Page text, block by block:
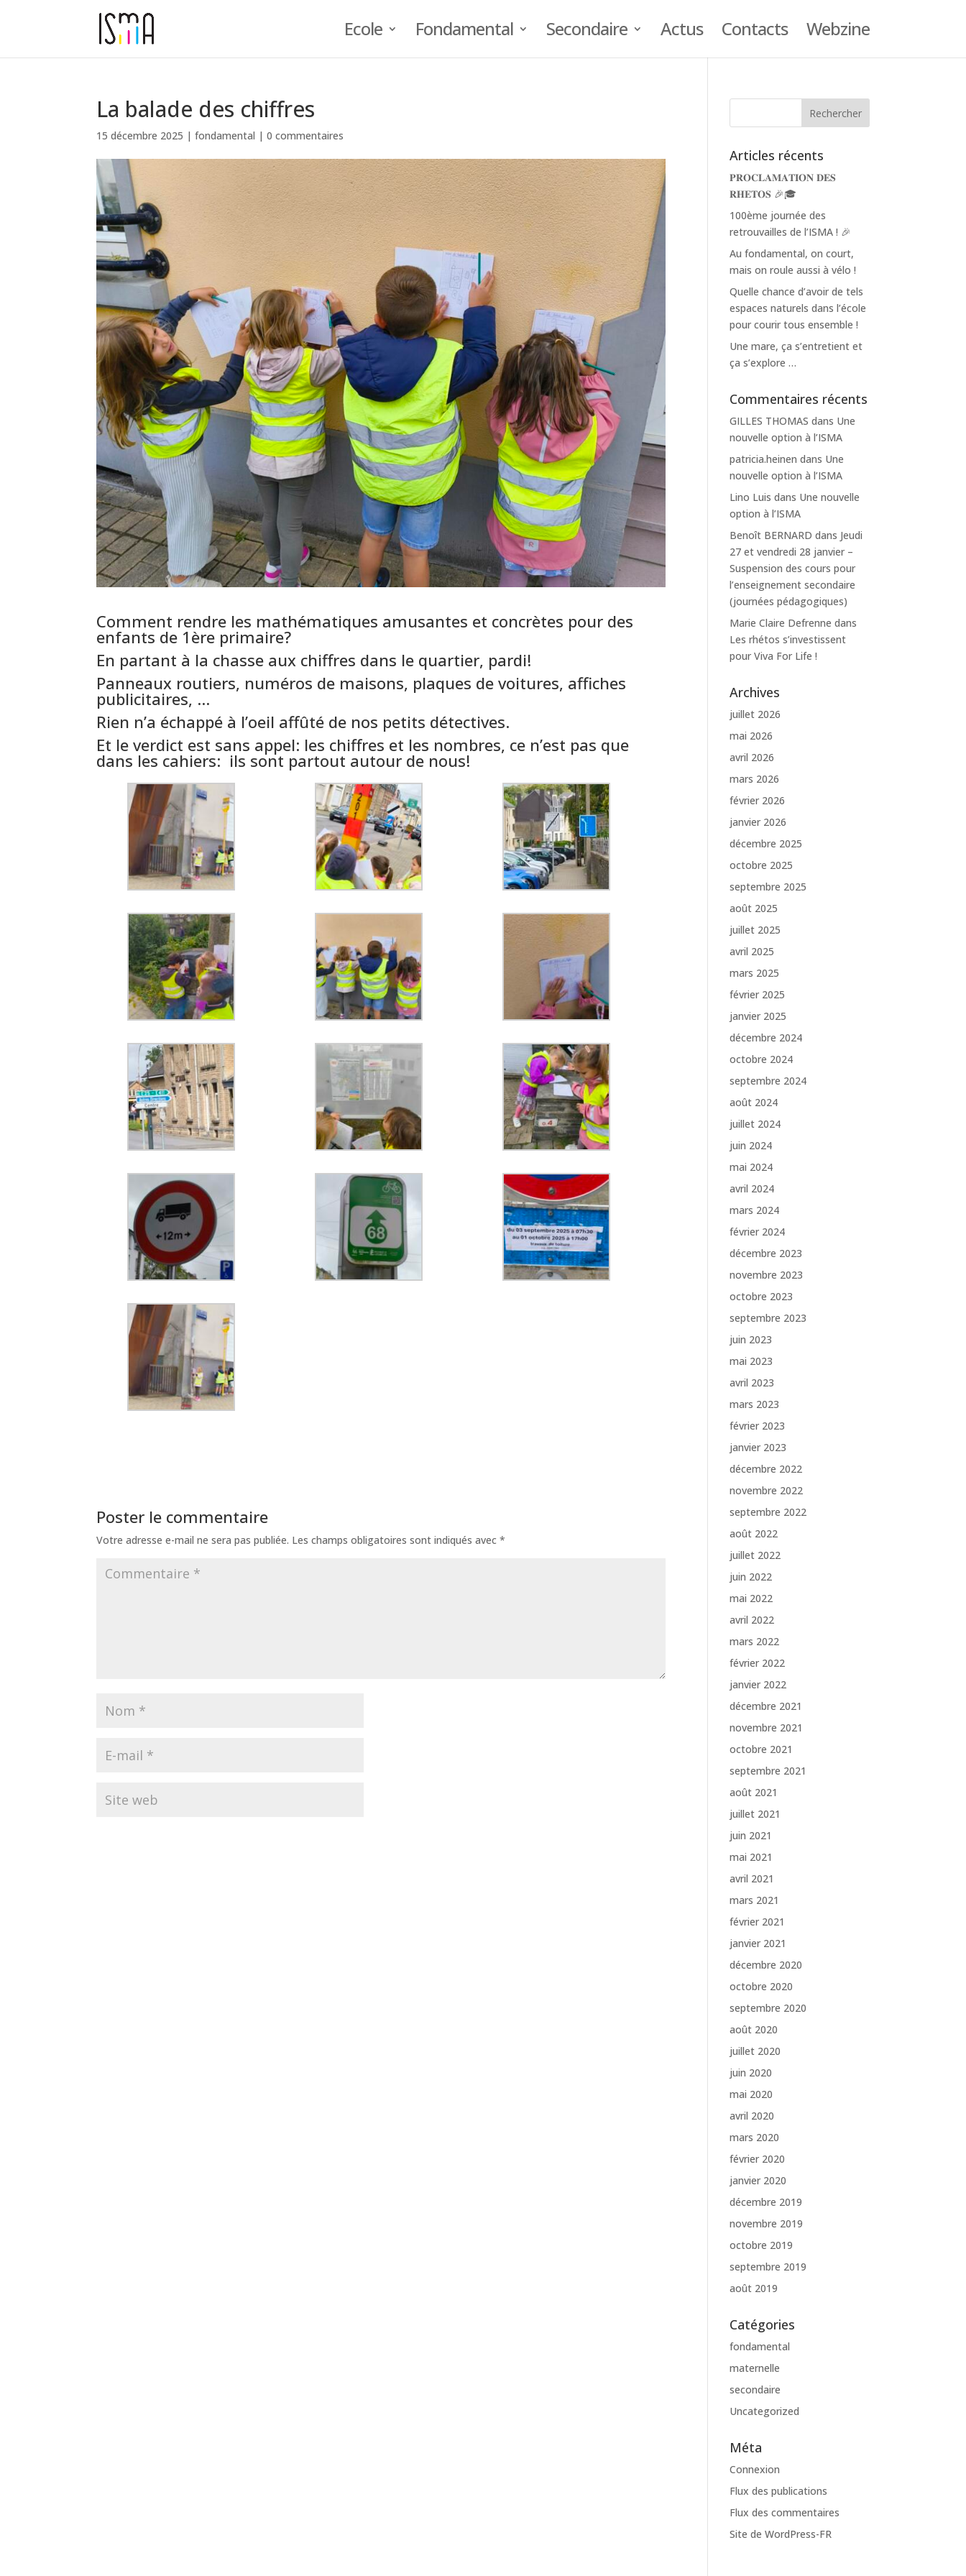
Ecole Fondamental Secondaire Actus Contacts Webzine
La balade des chiffres
15 décembre 2025 |fondamental |0 commentaires
Comment rendre les mathématiques amusantes et concrètes pour des
enfants de 1ère primaire?
En partant à la chasse aux chiffres dans le quartier, pardi!
Panneaux routiers, numéros de maisons, plaques de voitures, affiches
publicitaires, …
Rien n’a échappé à l’oeil affûté de nos petits détectives.
Et le verdict est sans appel: les chiffres et les nombres, ce n’est pas que
dans les cahiers: ils sont partout autour de nous!
Poster le commentaire
Votre adresse e-mail ne sera pas publiée. Les champs obligatoires sont indiqués avec*
Articles récents
𝐏𝐑𝐎𝐂𝐋𝐀𝐌𝐀𝐓𝐈𝐎𝐍 𝐃𝐄𝐒
𝐑𝐇𝐄𝐓𝐎𝐒 🎉🎓
100ème journée des
retrouvailles de l’ISMA ! 🎉
Au fondamental, on court,
mais on roule aussi à vélo !
Quelle chance d’avoir de tels
espaces naturels dans l’école
pour courir tous ensemble !
Une mare, ça s’entretient et
ça s’explore …
Commentaires récents
GILLES THOMAS dans Une
nouvelle option à l’ISMA
patricia.heinen dans Une
nouvelle option à l’ISMA
Lino Luis dans Une nouvelle
option à l’ISMA
Benoît BERNARD dans Jeudi
27 et vendredi 28 janvier –
Suspension des cours pour
l’enseignement secondaire
(journées pédagogiques)
Marie Claire Defrenne dans
Les rhétos s’investissent
pour Viva For Life !
Archives
juillet 2026
mai 2026
avril 2026
mars 2026
février 2026
janvier 2026
décembre 2025
octobre 2025
septembre 2025
août 2025
juillet 2025
avril 2025
mars 2025
février 2025
janvier 2025
décembre 2024
octobre 2024
septembre 2024
août 2024
juillet 2024
juin 2024
mai 2024
avril 2024
mars 2024
février 2024
décembre 2023
novembre 2023
octobre 2023
septembre 2023
juin 2023
mai 2023
avril 2023
mars 2023
février 2023
janvier 2023
décembre 2022
novembre 2022
septembre 2022
août 2022
juillet 2022
juin 2022
mai 2022
avril 2022
mars 2022
février 2022
janvier 2022
décembre 2021
novembre 2021
octobre 2021
septembre 2021
août 2021
juillet 2021
juin 2021
mai 2021
avril 2021
mars 2021
février 2021
janvier 2021
décembre 2020
octobre 2020
septembre 2020
août 2020
juillet 2020
juin 2020
mai 2020
avril 2020
mars 2020
février 2020
janvier 2020
décembre 2019
novembre 2019
octobre 2019
septembre 2019
août 2019
Catégories
fondamental
maternelle
secondaire
Uncategorized
Méta
Connexion
Flux des publications
Flux des commentaires
Site de WordPress-FR